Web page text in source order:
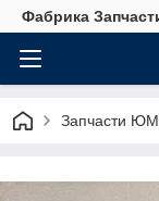
Фабрика
Запчасти